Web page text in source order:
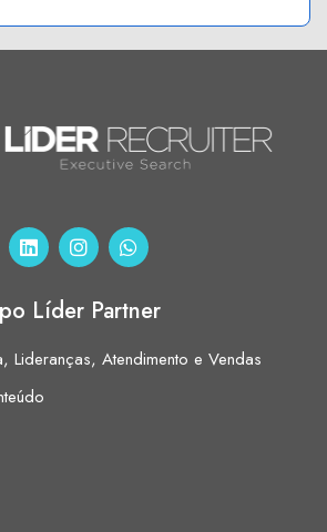
Líder Partner
Lideranças, Atendimento e Vendas